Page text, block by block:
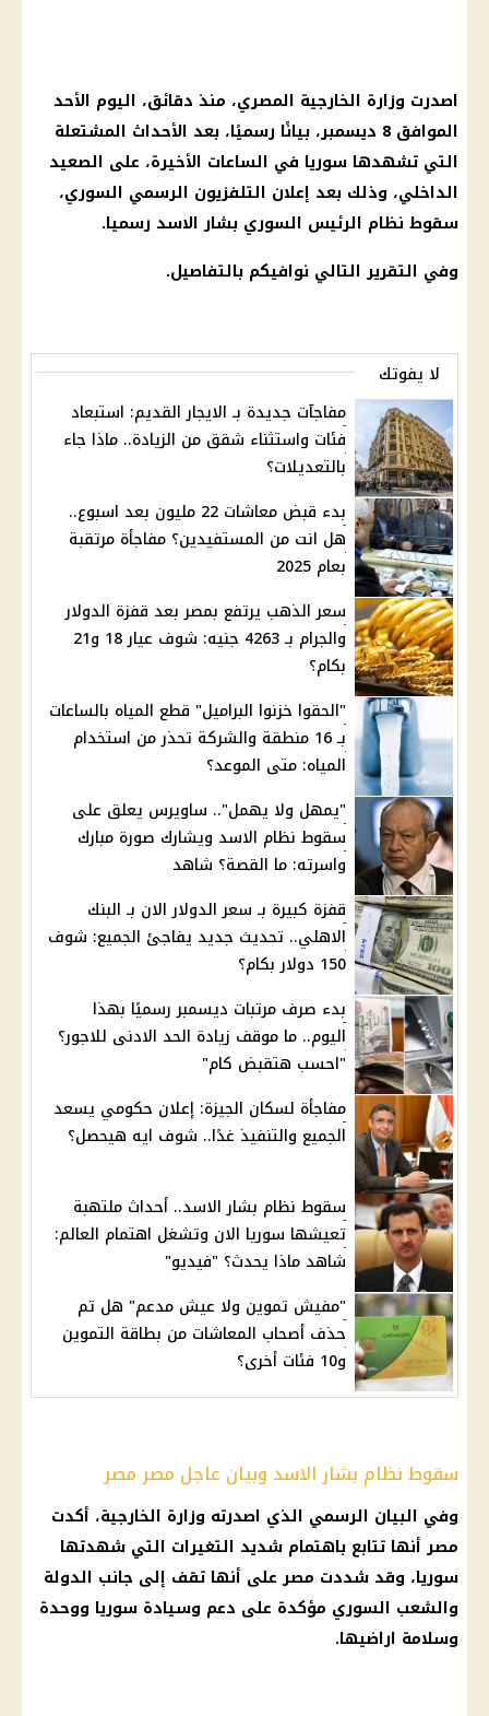
اصدرت وزارة الخارجية المصري، منذ دقائق، اليوم الأحد
الموافق 8 ديسمبر، بيانًا رسميًا، بعد الأحداث المشتعلة
التي تشهدها سوريا في الساعات الأخيرة، على الصعيد
الداخلي، وذلك بعد إعلان التلفزيون الرسمي السوري،
سقوط نظام الرئيس السوري بشار الاسد رسميا.
وفي التقرير التالي نوافيكم بالتفاصيل.
لا يفوتك
مفاجآت جديدة بـ الايجار القديم: استبعاد
فئات واستثناء شقق من الزيادة.. ماذا جاء
بالتعديلات؟
بدء قبض معاشات 22 مليون بعد اسبوع..
هل انت من المستفيدين؟ مفاجأة مرتقبة
بعام 2025
سعر الذهب يرتفع بمصر بعد قفزة الدولار
والجرام بـ 4263 جنيه: شوف عيار 18 و21
بكام؟
"الحقوا خزنوا البراميل" قطع المياه بالساعات
بـ 16 منطقة والشركة تحذر من استخدام
المياه: متى الموعد؟
"يمهل ولا يهمل".. ساويرس يعلق على
سقوط نظام الاسد ويشارك صورة مبارك
واسرته: ما القصة؟ شاهد
قفزة كبيرة بـ سعر الدولار الان بـ البنك
الاهلي.. تحديث جديد يفاجئ الجميع: شوف
150 دولار بكام؟
بدء صرف مرتبات ديسمبر رسميًا بهذا
اليوم.. ما موقف زيادة الحد الادنى للاجور؟
"احسب هتقبض كام"
مفاجأة لسكان الجيزة: إعلان حكومي يسعد
الجميع والتنفيذ غدًا.. شوف ايه هيحصل؟
سقوط نظام بشار الاسد.. أحداث ملتهبة
تعيشها سوريا الان وتشغل اهتمام العالم:
شاهد ماذا يحدث؟ "فيديو"
"مفيش تموين ولا عيش مدعم" هل تم
حذف أصحاب المعاشات من بطاقة التموين
و10 فئات أخرى؟
سقوط نظام بشار الاسد وبيان عاجل مصر مصر
وفي البيان الرسمي الذي اصدرته وزارة الخارجية، أكدت
مصر أنها تتابع باهتمام شديد التغيرات التي شهدتها
سوريا، وقد شددت مصر على أنها تقف إلى جانب الدولة
والشعب السوري مؤكدة على دعم وسيادة سوريا ووحدة
وسلامة اراضيها.